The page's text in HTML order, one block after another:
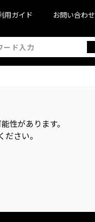
用ガイド お問い合わせ
性があります。
さい。